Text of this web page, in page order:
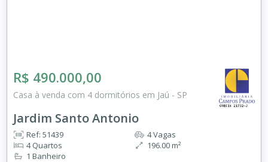
R$ 490.000,00
Casa à venda com 4 dormitórios em Jaú - SP
Jardim Santo Antonio
Ref: 51439
4 Quartos
1 Banheiro
4 Vagas
196.00 m²